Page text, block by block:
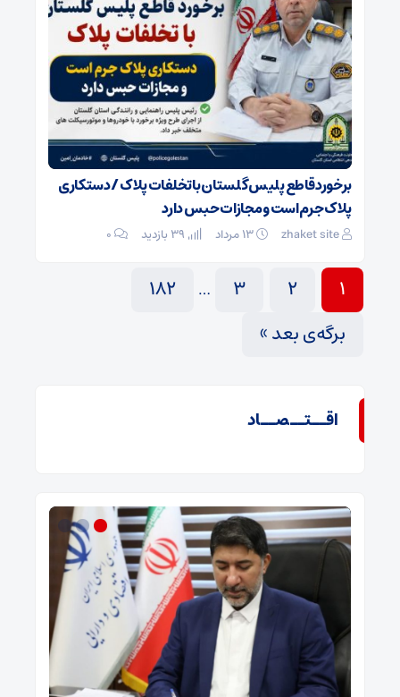
برخورد قاطع پلیس گلستان با تخلفات پلاک / دستکاری
پلاک جرم است و مجازات حبس دارد
zhaket site ۰
1
2
3
…
182
برگه‌ی بعد »
اقــتــصــاد